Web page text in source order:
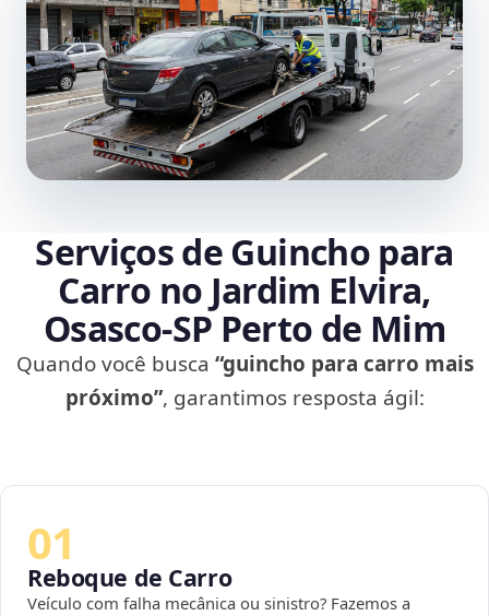
Serviços de Guincho para
Carro no Jardim Elvira,
Osasco‑SP Perto de Mim
Quando você busca “guincho para carro mais
próximo”, garantimos resposta ágil:
01
Reboque de Carro
Veículo com falha mecânica ou sinistro? Fazemos a